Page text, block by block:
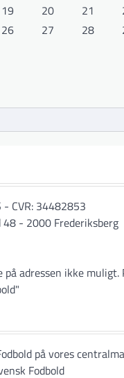
19 20 21
26 27 28
- CVR: 34482853
48 - 2000 Frederiksberg
på adressen ikke
på vores
Fodbold